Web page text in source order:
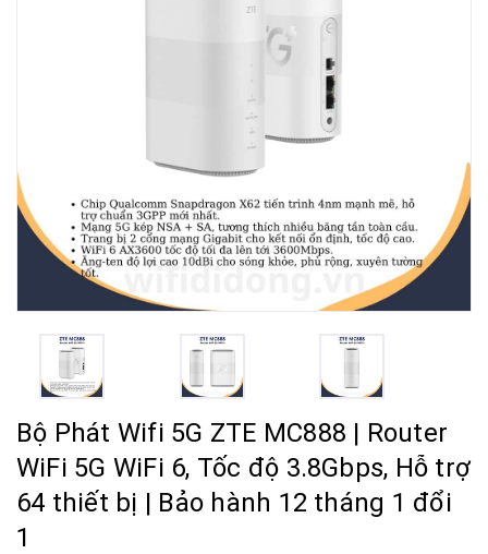
Bộ Phát Wifi 5G ZTE MC888 | Router
WiFi 5G WiFi 6, Tốc độ 3.8Gbps, Hỗ trợ
64 thiết bị | Bảo hành 12 tháng 1 đổi
1